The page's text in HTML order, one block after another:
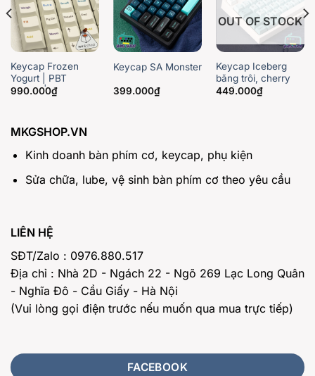
Keycap Frozen
Yogurt | PBT
dyesub| Cherry
990.000₫
Keycap SA Monster
399.000₫
OUT OF STOCK
Keycap Iceberg
băng trôi, cherry
profile PBT
449.000₫
MKGSHOP.VN
Kinh doanh bàn phím cơ, keycap, phụ kiện
Sửa chữa, lube, vệ sinh bàn phím cơ theo yêu cầu
LIÊN HỆ
SĐT/Zalo : 0976.880.517
Địa chỉ : Nhà 2D - Ngách 22 - Ngõ 269 Lạc Long Quân
- Nghĩa Đô - Cầu Giấy - Hà Nội
(Vui lòng gọi điện trước nếu muốn qua mua trực tiếp)
FACEBOOK